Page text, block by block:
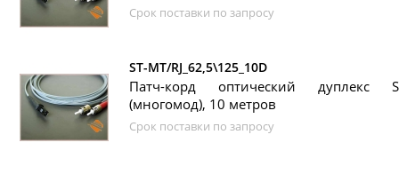
Срок поставки по запросу
ST-MT/RJ_62,5\125_10D
Патч-корд оптический дуплекс
(многомод), 10 метров
Срок поставки по запросу